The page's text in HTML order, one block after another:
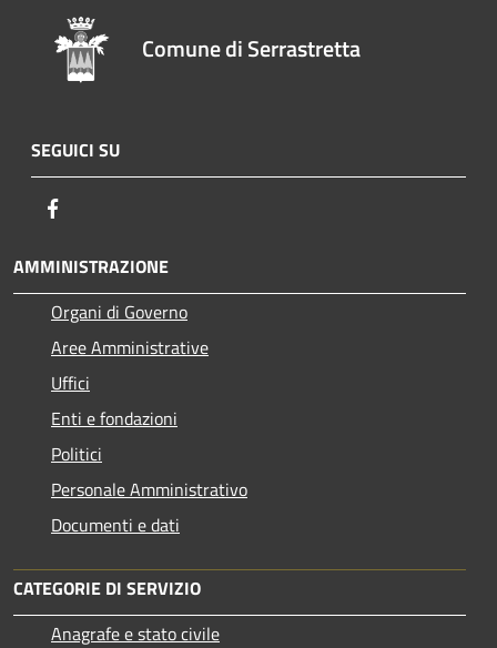
Comune di Serrastretta
SEGUICI SU
AMMINISTRAZIONE
Organi di Governo
Aree Amministrative
Uffici
Enti e fondazioni
Politici
Personale Amministrativo
Documenti e dati
CATEGORIE DI SERVIZIO
Anagrafe e stato civile